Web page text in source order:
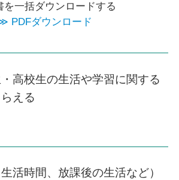
高校生の生活や学習に関する
える
活時間、放課後の生活など）
を一括ダウンロードする
PDFダウンロード